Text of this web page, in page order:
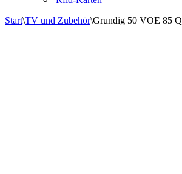
Start\TV und Zubehör\Grundig 50 VOE 85 Q